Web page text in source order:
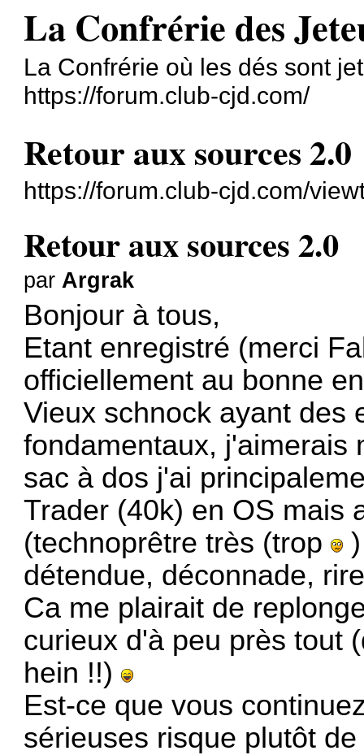
La Confrérie des
La Confrérie où les dés sont
https://forum.club-cjd.com/
Retour aux sources 2.0
https://forum.club-cjd.com/
Retour aux sources 2.0
par Argrak
Bonjour à tous,
Etant enregistré (merci
officiellement au bonne
Vieux schnock ayant des
fondamentaux, j'aimerais
sac à dos j'ai
Trader (40k) en OS mais
(technoprêtre très (trop
détendue, déconnade,
Ca me plairait de
curieux d'à peu près tout
hein !!)
Est-ce que vous
sérieuses risque plutôt